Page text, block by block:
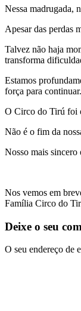
Nessa madrugada,
Apesar das perdas
Talvez não haja
transforma
Estamos
força para continuar.
O Circo do Tirú foi
Não é o fim da
Nosso mais sincero
Nos vemos em
Família Circo do
Deixe o seu
O seu endereço de